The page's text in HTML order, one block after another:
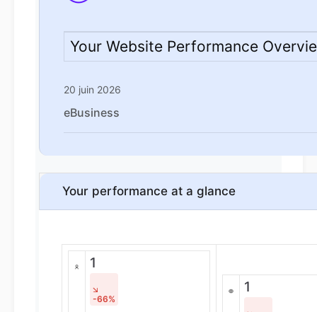
Your Website Performance
20 juin 2026
eBusiness
Your performance at a glance
1
-66%
1